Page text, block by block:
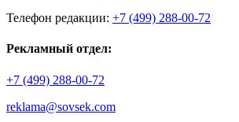
Телефон редакции: +7 (499) 288-00-72
Рекламный отдел:
+7 (499) 288-00-72
reklama@sovsek.com